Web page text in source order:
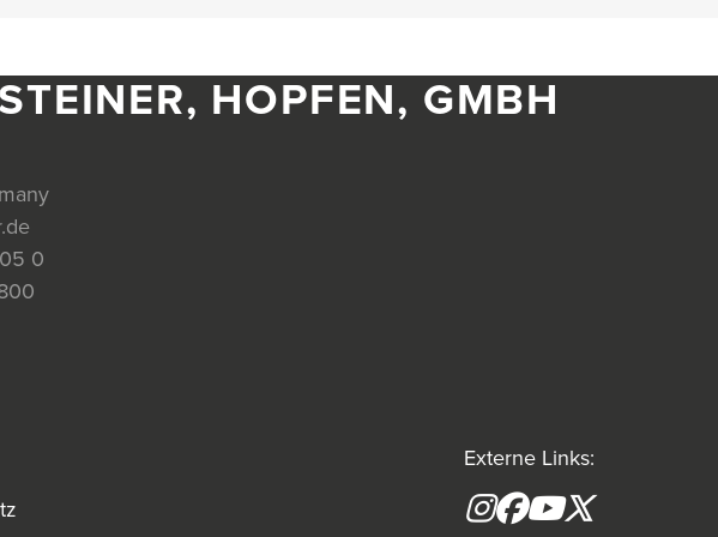
HOPFEN, GMBH
0
Externe Links:
Instagram
Facebook
YouTube